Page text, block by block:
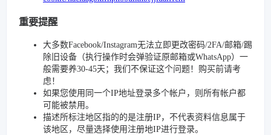
重要提醒
大多数Facebook/Instagram无法立即更改密码/2FA/邮箱/踢
除旧设备（执行操作时会弹验证原邮箱或WhatsApp）一
般需要养30-45天；我们不保证这个问题！购买前请考
虑！
如果您使用同一个IP地址登录多个帐户，则所有帐户都
可能被禁用。
描述所标注地区指的的是注册IP，不代表资料信息属于
该地区，尽量选择使用注册地IP进行登录。